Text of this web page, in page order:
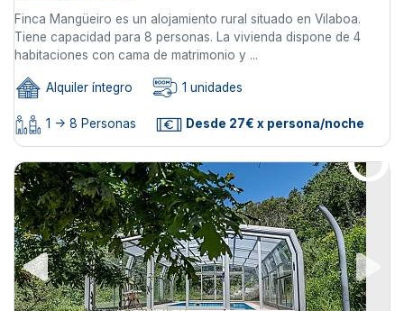
Finca Mangüeiro es un alojamiento rural situado en Vilaboa.
Tiene capacidad para 8 personas. La vivienda dispone de 4
habitaciones con cama de matrimonio y ...
Alquiler íntegro 1 unidades
1 -> 8 Personas Desde 27€ x persona/noche